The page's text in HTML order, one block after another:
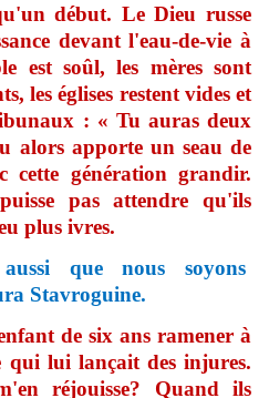
début. Le Dieu russe
devant l'eau-de-vie à
est soûl, les mères sont
les églises restent vides et
: « Tu auras deux
alors apporte un seau de
cette génération grandir.
pas attendre qu'ils
plus ivres.
que nous soyons
Stavroguine.
de six ans ramener à
qui lui lançait des injures.
réjouisse? Quand ils